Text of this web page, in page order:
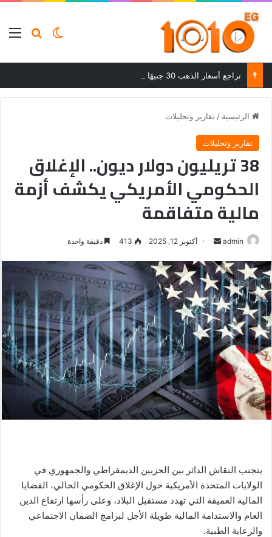
بحثالوضع
الرئيسية / تقارير وتحليلات
تقارير وتحليلات
38 تريليون دولار ديون.. الإغلاق
الحكومي الأمريكي يكشف أزمة
مالية متفاقمة
admin
أرسل
إلكترونيا
أكتوبر 12, 2025 413 دقيقة واحدة
يتجنب النقاش الدائر بين الحزبين الديمقراطي والجمهوري في
الولايات المتحدة الأمريكية حول الإغلاق الحكومي الحالي، القضايا
المالية العميقة التي تهدد مستقبل البلاد، وعلى رأسها ارتفاع الدين
العام والاستدامة المالية طويلة الأجل لبرامج الضمان الاجتماعي
والرعاية الطبية.